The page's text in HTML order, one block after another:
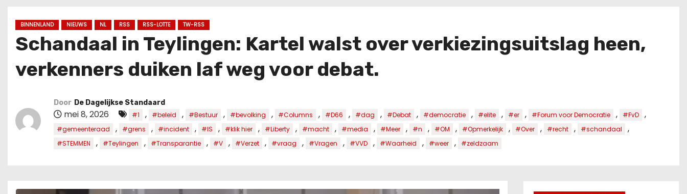
BINNENLAND NIEUWS NL RSS RSS-LOTTE TW-RSS
Schandaal in Teylingen: Kartel walst over verkiezingsuitslag heen,
verkenners duiken laf weg voor debat.
Door De Dagelijkse Standaard
mei 8, 2026 #1 , #beleid , #Bestuur , #bevolking , #Columns , #D66 , #dag , #Debat , #democratie , #elite , #er , #Forum voor Democratie , #FvD ,
#gemeenteraad , #grens , #incident , #IS , #klik hier , #Liberty , #macht , #media , #Meer , #n , #OM , #Opmerkelijk , #Over , #recht , #schandaal ,
#STEMMEN , #Teylingen , #Transparantie , #V , #Verzet , #vraag , #Vragen , #VVD , #Waarheid , #weer , #zeldzaam